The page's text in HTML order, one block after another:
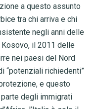
a questo assunto
tra chi arriva e chi
negli anni delle
il 2011 delle
nei paesi del Nord
“potenziali richiedenti”
e questo
degli immigrati